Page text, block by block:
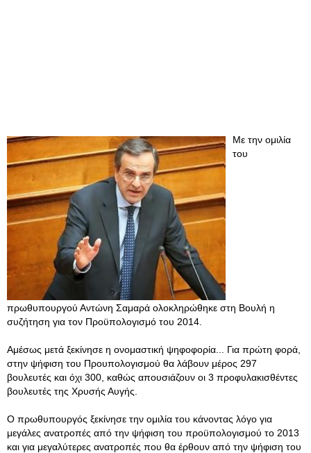
Με την ομιλία
του
πρωθυπουργού Αντώνη Σαμαρά ολοκληρώθηκε στη Βουλή η
συζήτηση για τον Προϋπολογισμό του 2014.
Αμέσως μετά ξεκίνησε η ονομαστική ψηφοφορία... Για πρώτη φορά,
στην ψήφιση του Προυπολογισμού θα λάβουν μέρος 297
βουλευτές και όχι 300, καθώς απουσιάζουν οι 3 προφυλακισθέντες
βουλευτές της Χρυσής Αυγής.
Ο πρωθυπουργός ξεκίνησε την ομιλία του κάνοντας λόγο για
μεγάλες ανατροπές από την ψήφιση του προϋπολογισμού το 2013
και για μεγαλύτερες ανατροπές που θα έρθουν από την ψήφιση του